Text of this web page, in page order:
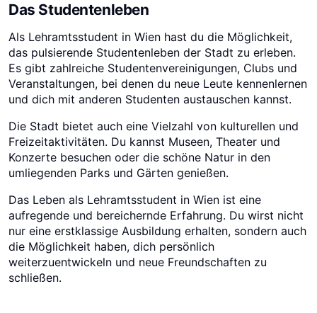
Das Studentenleben
Als Lehramtsstudent in Wien hast du die Möglichkeit,
das pulsierende Studentenleben der Stadt zu erleben.
Es gibt zahlreiche Studentenvereinigungen, Clubs und
Veranstaltungen, bei denen du neue Leute kennenlernen
und dich mit anderen Studenten austauschen kannst.
Die Stadt bietet auch eine Vielzahl von kulturellen und
Freizeitaktivitäten. Du kannst Museen, Theater und
Konzerte besuchen oder die schöne Natur in den
umliegenden Parks und Gärten genießen.
Das Leben als Lehramtsstudent in Wien ist eine
aufregende und bereichernde Erfahrung. Du wirst nicht
nur eine erstklassige Ausbildung erhalten, sondern auch
die Möglichkeit haben, dich persönlich
weiterzuentwickeln und neue Freundschaften zu
schließen.